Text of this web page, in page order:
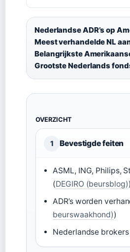
Nederlandse ADR’s op
Meest verhandelde NL
Belangrijkste
Grootste Nederlands
OVERZICHT
1 Bevestigde feiten
ASML, ING, Philips,
(DEGIRO (beursblog))
ADR’s worden
beurswaakhond))
Nederlandse brokers